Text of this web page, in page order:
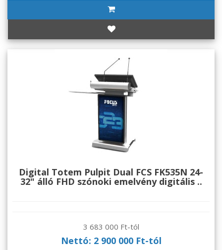
Digital Totem Pulpit Dual FCS FK535N 24-
32" álló FHD szónoki emelvény digitális ..
3 683 000 Ft-tól
Nettó: 2 900 000 Ft-tól